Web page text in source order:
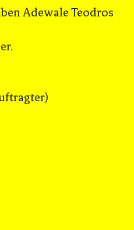
Adewale Teodros